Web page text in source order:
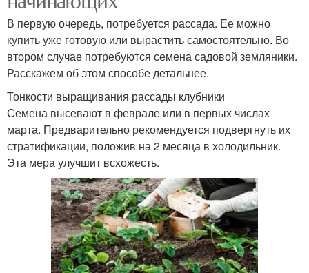
В первую очередь, потребуется рассада. Ее можно
купить уже готовую или вырастить самостоятельно. Во
втором случае потребуются семена садовой земляники.
Расскажем об этом способе детальнее.
Тонкости выращивания рассады клубники
Семена высевают в феврале или в первых числах
марта. Предварительно рекомендуется подвергнуть их
стратификации, положив на 2 месяца в холодильник.
Эта мера улучшит всхожесть.